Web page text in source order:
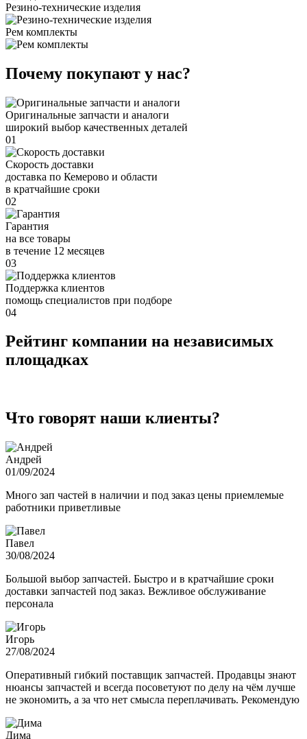
Резино-технические изделия
Рем комплекты
Почему покупают у нас?
Оригинальные запчасти и аналоги
широкий выбор качественных деталей
01
Скорость доставки
доставка по Кемерово и области
в кратчайшие сроки
02
Гарантия
на все товары
в течение 12 месяцев
03
Поддержка клиентов
помощь специалистов при подборе
04
Рейтинг компании на независимых
площадках
Что говорят наши клиенты?
Андрей
01/09/2024
Много зап частей в наличии и под заказ цены приемлемые
работники приветливые
Павел
30/08/2024
Большой выбор запчастей. Быстро и в кратчайшие сроки
доставки запчастей под заказ. Вежливое обслуживание
персонала
Игорь
27/08/2024
Оперативный гибкий поставщик запчастей. Продавцы знают
нюансы запчастей и всегда посоветуют по делу на чём лучше
не экономить, а за что нет смысла переплачивать. Рекомендую
Дима